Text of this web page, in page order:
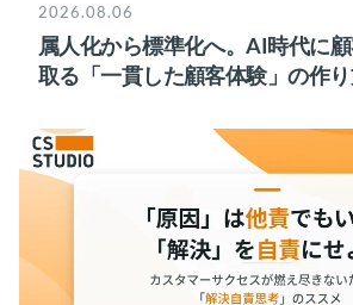
2026.08.06
属人化から標準化へ。AI時代に
取る「一貫した顧客体験」の作